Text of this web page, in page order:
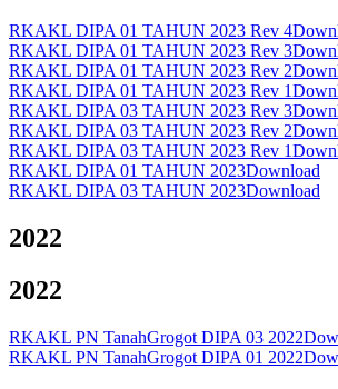
RKAKL DIPA 01 TAHUN 2023 Rev 4
RKAKL DIPA 01 TAHUN 2023 Rev 3
RKAKL DIPA 01 TAHUN 2023 Rev 2
RKAKL DIPA 01 TAHUN 2023 Rev 1
RKAKL DIPA 03 TAHUN 2023 Rev 3
RKAKL DIPA 03 TAHUN 2023 Rev 2
RKAKL DIPA 03 TAHUN 2023 Rev 1
RKAKL DIPA 01 TAHUN 2023Download
RKAKL DIPA 03 TAHUN 2023Download
2022
2022
RKAKL PN TanahGrogot DIPA 03 2022
RKAKL PN TanahGrogot DIPA 01 2022